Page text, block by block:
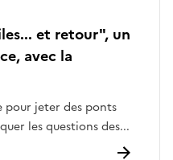
et retour", un
avec la
jeter des ponts
les questions des...